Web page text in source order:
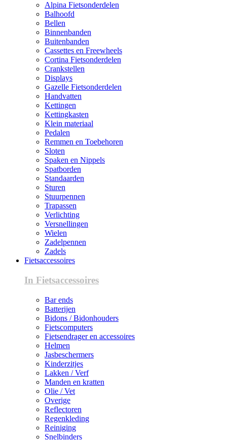
Alpina Fietsonderdelen
Balhoofd
Bellen
Binnenbanden
Buitenbanden
Cassettes en Freewheels
Cortina Fietsonderdelen
Crankstellen
Displays
Gazelle Fietsonderdelen
Handvatten
Kettingen
Kettingkasten
Klein materiaal
Pedalen
Remmen en Toebehoren
Sloten
Spaken en Nippels
Spatborden
Standaarden
Sturen
Stuurpennen
Trapassen
Verlichting
Versnellingen
Wielen
Zadelpennen
Zadels
Fietsaccessoires
In Fietsaccessoires
Bar ends
Batterijen
Bidons / Bidonhouders
Fietscomputers
Fietsendrager en accessoires
Helmen
Jasbeschermers
Kinderzitjes
Lakken / Verf
Manden en kratten
Olie / Vet
Overige
Reflectoren
Regenkleding
Reiniging
Snelbinders